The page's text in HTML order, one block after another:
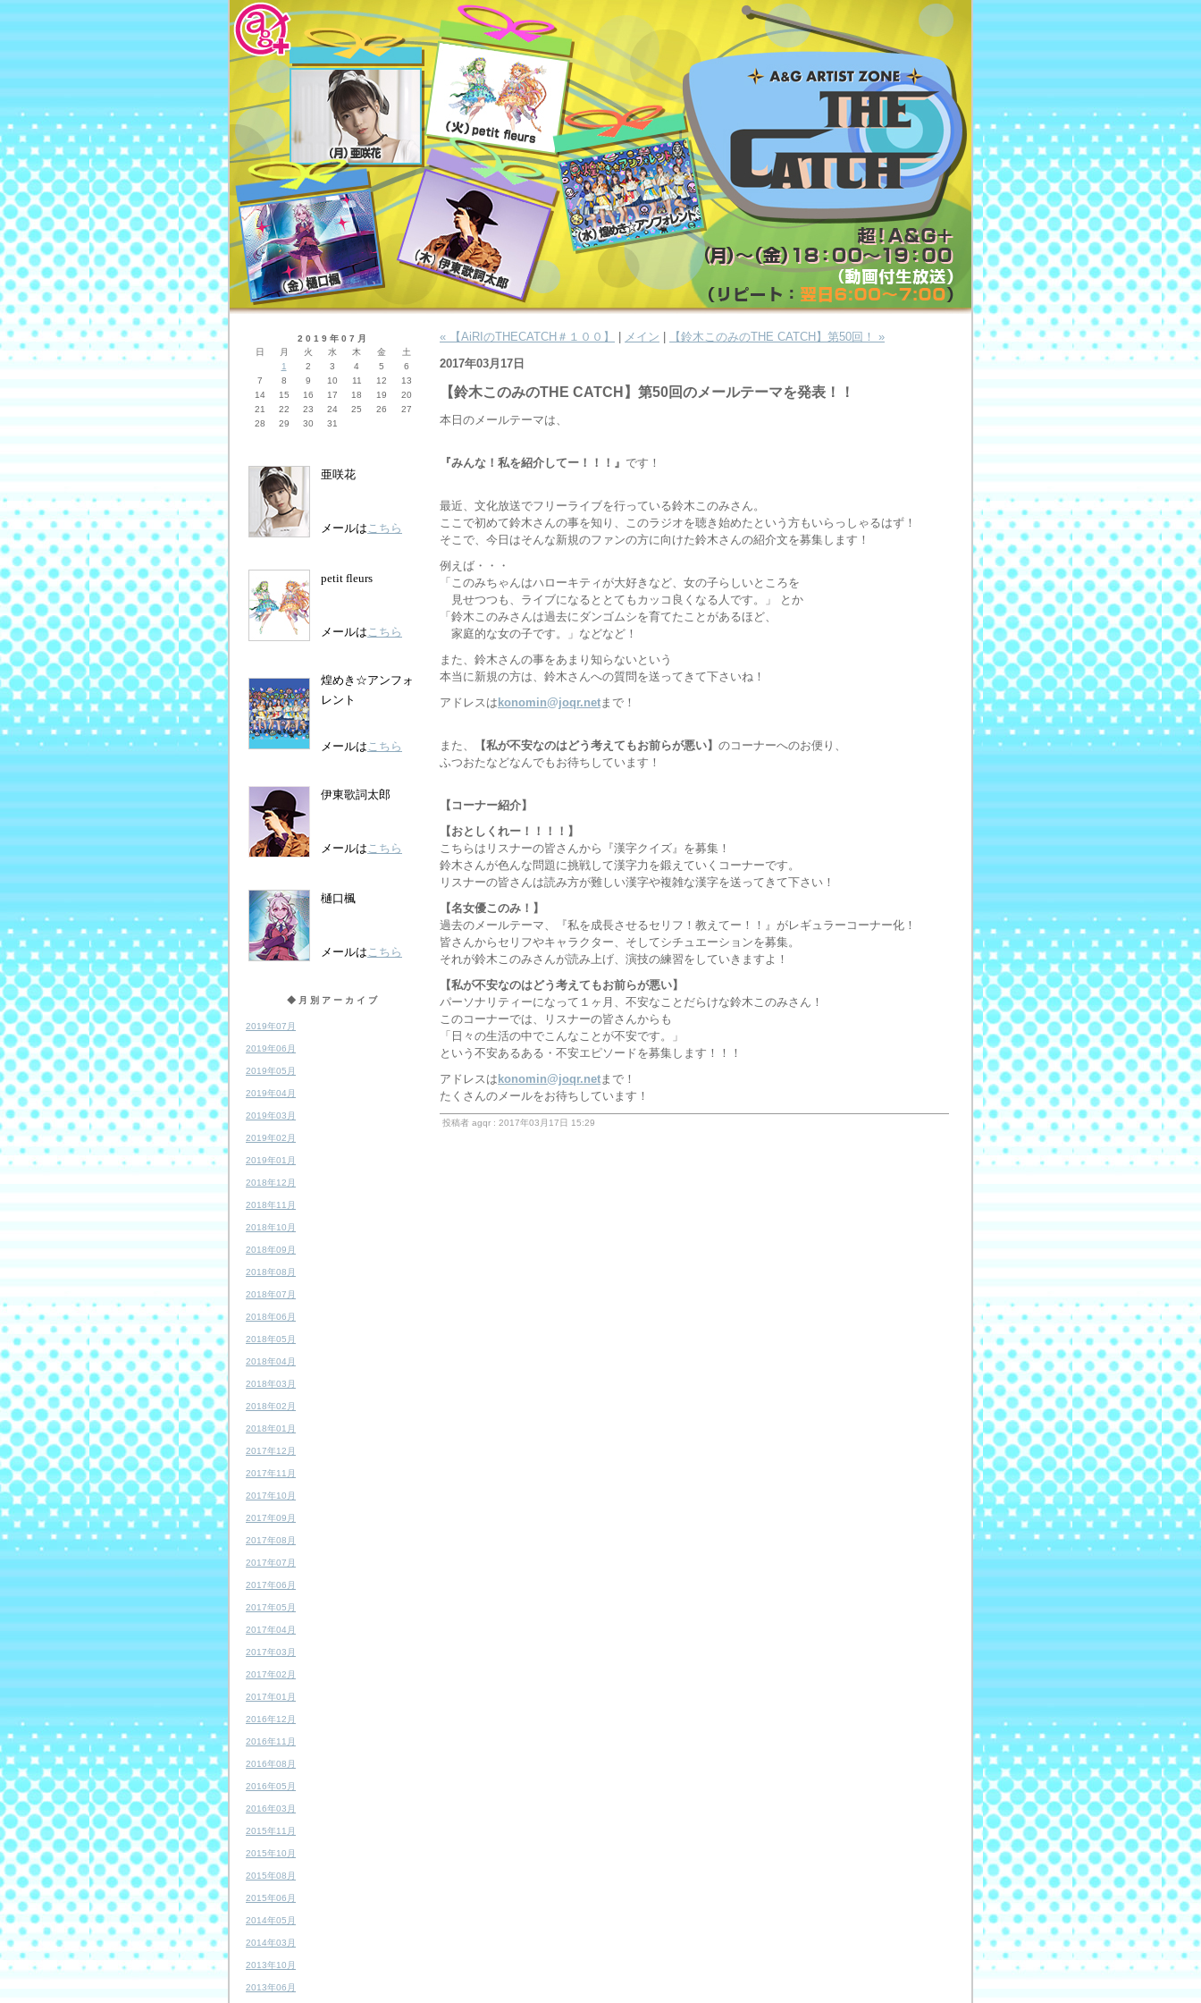
2019年07月
日
月 火 水 木 金
土
1
2 3 4 5
6
7
8 9 10 11 12
13
14
15 16 17 18 19
20
21
22 23 24 25 26
27
28
29 30 31
亜咲花
メールはこちら
petit fleurs
メールはこちら
煌めき☆アンフォ
レント
メールはこちら
伊東歌詞太郎
メールはこちら
樋口楓
メールはこちら
◆月別アーカイブ
2019年07月
2019年06月
2019年05月
2019年04月
2019年03月
2019年02月
2019年01月
2018年12月
2018年11月
2018年10月
2018年09月
2018年08月
2018年07月
2018年06月
2018年05月
2018年04月
2018年03月
2018年02月
2018年01月
2017年12月
2017年11月
2017年10月
2017年09月
2017年08月
2017年07月
2017年06月
2017年05月
2017年04月
2017年03月
2017年02月
2017年01月
2016年12月
2016年11月
2016年08月
2016年05月
2016年03月
2015年11月
2015年10月
2015年08月
2015年06月
2014年05月
2014年03月
2013年10月
2013年06月
« 【AiRIのTHECATCH＃１００】 メイン
【鈴木このみのTHE CATCH】第50回！ »
2017年03月17日
【鈴木このみのTHE CATCH】第50回のメールテーマを発表！！
本日のメールテーマは、
『みんな！私を紹介してー！！！』 です！
最近、文化放送でフリーライブを行っている鈴木このみさん。
ここで初めて鈴木さんの事を知り、このラジオを聴き始めたという方もいらっしゃるはず！
そこで、今日はそんな新規のファンの方に向けた鈴木さんの紹介文を募集します！
例えば・・・
「このみちゃんはハローキティが大好きなど、女の子らしいところを
見せつつも、ライブになるととてもカッコ良くなる人です。」 とか
「鈴木このみさんは過去にダンゴムシを育てたことがあるほど、
家庭的な女の子です。」などなど！
また、鈴木さんの事をあまり知らないという
本当に新規の方は、鈴木さんへの質問を送ってきて下さいね！
アドレスは konomin@joqr.netまで！
また、 【私が不安なのはどう考えてもお前らが悪い】 のコーナーへのお便り、
ふつおたなどなんでもお待ちしています！
【コーナー紹介】
【おとしくれー！！！！】
こちらはリスナーの皆さんから『漢字クイズ』を募集！
鈴木さんが色んな問題に挑戦して漢字力を鍛えていくコーナーです。
リスナーの皆さんは読み方が難しい漢字や複雑な漢字を送ってきて下さい！
【名女優このみ！】
過去のメールテーマ、『私を成長させるセリフ！教えてー！！』がレギュラーコーナー化！
皆さんからセリフやキャラクター、そしてシチュエーションを募集。
それが鈴木このみさんが読み上げ、演技の練習をしていきますよ！
【私が不安なのはどう考えてもお前らが悪い】
パーソナリティーになって１ヶ月、不安なことだらけな鈴木このみさん！
このコーナーでは、リスナーの皆さんからも
「日々の生活の中でこんなことが不安です。」
という不安あるある・不安エピソードを募集します！！！
アドレスは konomin@joqr.netまで！
たくさんのメールをお待ちしています！
投稿者 agqr : 2017年03月17日 15:29